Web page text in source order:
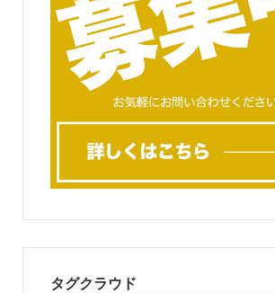
タグクラウド